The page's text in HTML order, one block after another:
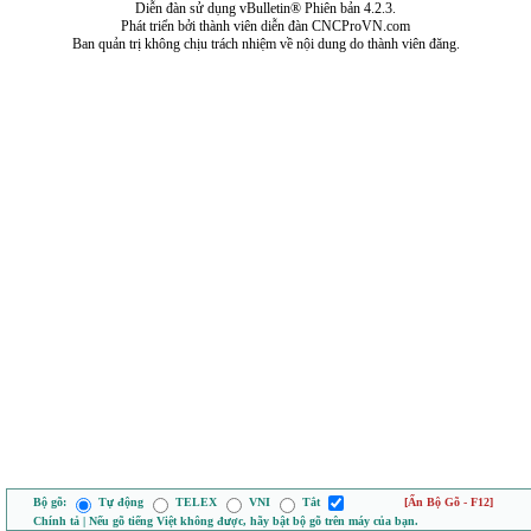
Diễn đàn sử dụng vBulletin® Phiên bản 4.2.3.
Phát triển bởi thành viên diễn đàn CNCProVN.com
Ban quản trị không chịu trách nhiệm về nội dung do thành viên đăng.
Bộ gõ: Tự động TELEX VNI Tắt
[Ẩn Bộ Gõ - F12]
Chính tả | Nếu gõ tiếng Việt không được, hãy bật bộ gõ trên máy của bạn.